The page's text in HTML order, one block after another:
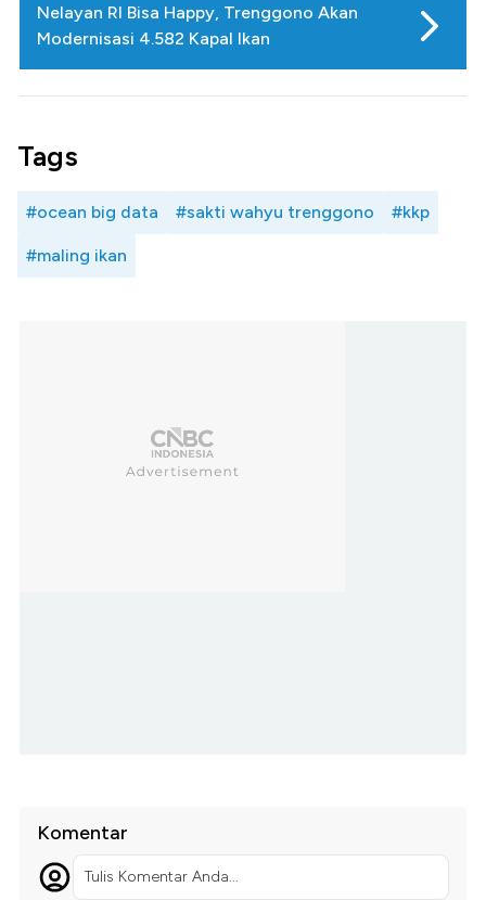
Nelayan RI Bisa Happy, Trenggono Akan
Modernisasi 4.582 Kapal Ikan
Tags
#ocean big data #sakti wahyu trenggono #kkp
#maling ikan
Komentar
Tulis Komentar Anda...